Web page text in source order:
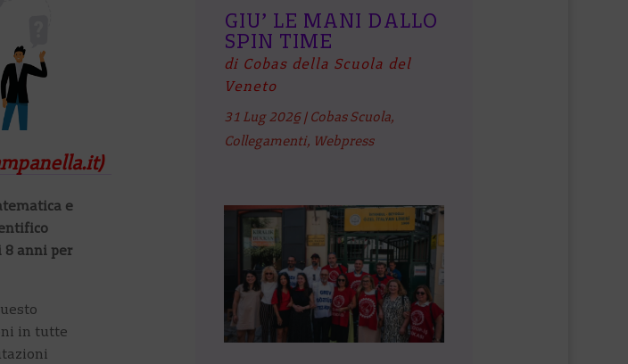
e
8 anni per
in tutte
GIU’ LE MANI DALLO
SPIN TIME
di Cobas della Scuola del
Veneto
31 Lug 2026| Cobas Scuola,
Collegamenti, Webpress